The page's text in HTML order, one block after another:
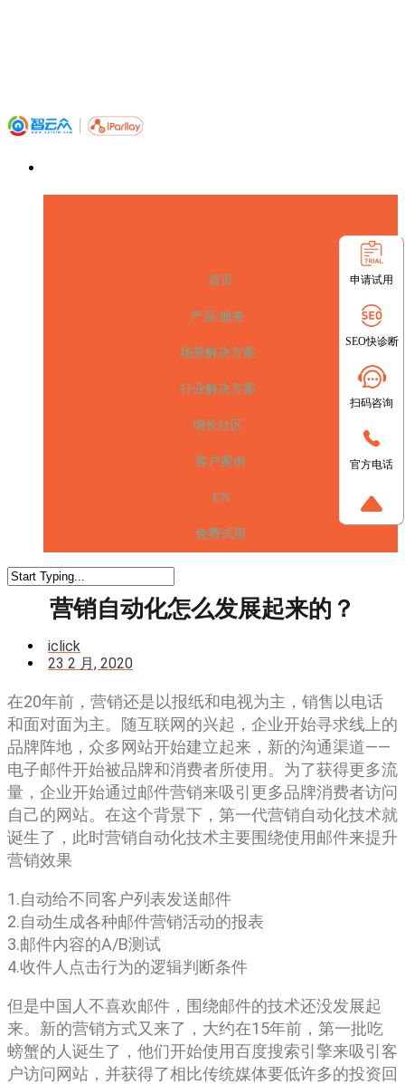
首页
产品/服务
场景解决方案
行业解决方案
增长社区
客户案例
EN
免费试用
营销自动化怎么发展起来的？
iclick
23 2 月, 2020
在20年前，营销还是以报纸和电视为主，销售以电话
和面对面为主。随互联网的兴起，企业开始寻求线上的
品牌阵地，众多网站开始建立起来，新的沟通渠道——
电子邮件开始被品牌和消费者所使用。为了获得更多流
量，企业开始通过邮件营销来吸引更多品牌消费者访问
自己的网站。在这个背景下，第一代营销自动化技术就
诞生了，此时营销自动化技术主要围绕使用邮件来提升
营销效果
1.自动给不同客户列表发送邮件
2.自动生成各种邮件营销活动的报表
3.邮件内容的A/B测试
4.收件人点击行为的逻辑判断条件
但是中国人不喜欢邮件，围绕邮件的技术还没发展起
来。新的营销方式又来了，大约在15年前，第一批吃
螃蟹的人诞生了，他们开始使用百度搜索引擎来吸引客
户访问网站，并获得了相比传统媒体要低许多的投资回
申请试用
SEO快诊断
扫码咨询
官方电话